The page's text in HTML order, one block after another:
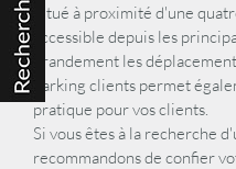
Situé à proximité d'une
accessible depuis les
grandement les
parking clients permet
pratique pour vos clients.
Si vous êtes à la recherche
recommandons de confier